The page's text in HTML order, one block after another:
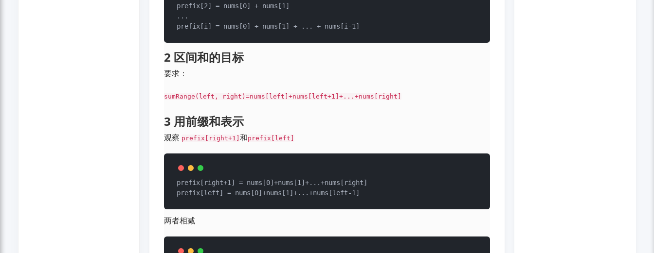
prefix[2] = nums[0] + nums[1]
...
2 区间和的目标
要求：
sumRange(left, right)=nums[left]+nums[left+1]+...+nums[right]
3 用前缀和表示
观察 prefix[right+1] 和prefix[left]
prefix[right+1] = nums[0]+nums[1]+...+nums[right]
两者相减